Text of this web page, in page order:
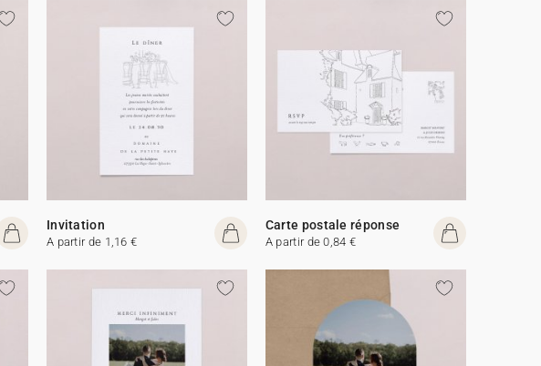
Invitation
A partir de 1,16 €
Carte postale réponse
A partir de 0,84 €